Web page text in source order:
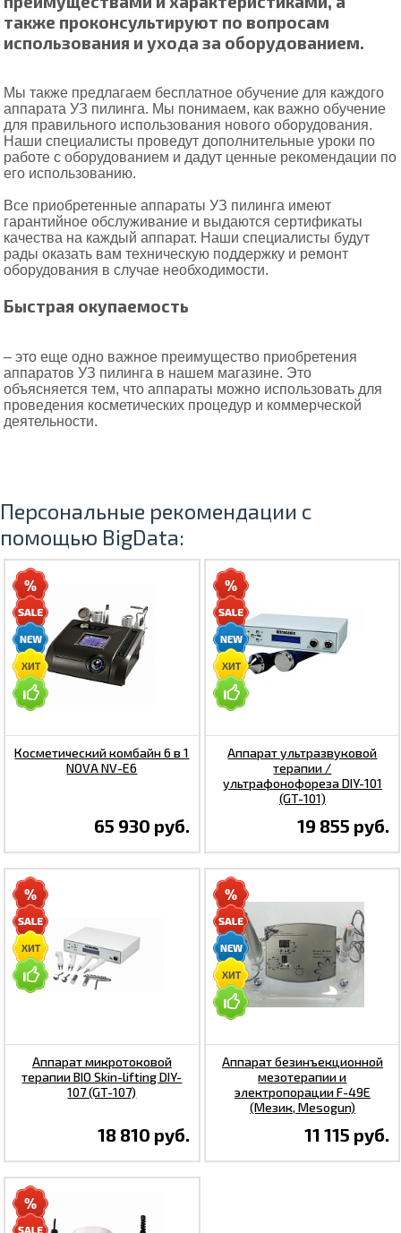
также проконсультируют по вопросам
использования и ухода за оборудованием.
Мы также предлагаем бесплатное обучение для каждого
аппарата УЗ пилинга. Мы понимаем, как важно обучение
для правильного использования нового оборудования.
Наши специалисты проведут дополнительные уроки по
работе с оборудованием и дадут ценные рекомендации по
его использованию.
Все приобретенные аппараты УЗ пилинга имеют
гарантийное обслуживание и выдаются сертификаты
качества на каждый аппарат. Наши специалисты будут
рады оказать вам техническую поддержку и ремонт
оборудования в случае необходимости.
Быстрая окупаемость
– это еще одно важное преимущество приобретения
аппаратов УЗ пилинга в нашем магазине. Это
объясняется тем, что аппараты можно использовать для
проведения косметических процедур и коммерческой
деятельности.
Персональные рекомендации с
помощью BigData:
Косметический комбайн 6 в 1
NOVA NV-E6
65 930 руб.
Аппарат ультразвуковой
терапии /
ультрафонофореза DIY-101
(GT-101)
19 855 руб.
Аппарат микротоковой
терапии BIO Skin-lifting DIY-
107 (GT-107)
18 810 руб.
Аппарат безинъекционной
мезотерапии и
электропорации F-49E
(Мезик, Mesogun)
11 115 руб.